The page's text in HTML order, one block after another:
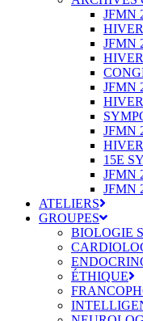
JFMN
JFMN
JFMN
JFMN
15E
JFMN
JFMN
ATELIERS
GROUPES
BIOLOGIE
ÉTHIQUE